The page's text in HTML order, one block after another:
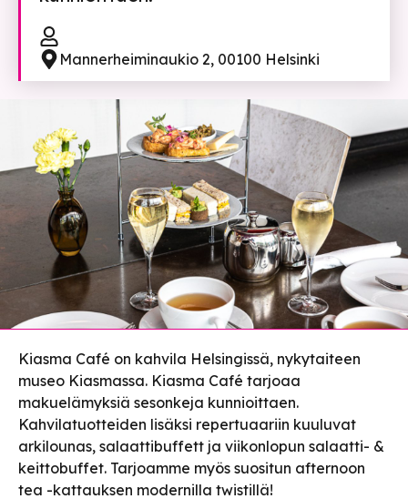
Mannerheiminaukio 2, 00100 Helsinki
Kiasma Café on kahvila Helsingissä, nykytaiteen
museo Kiasmassa. Kiasma Café tarjoaa
makuelämyksiä sesonkeja kunnioittaen.
Kahvilatuotteiden lisäksi repertuaariin kuuluvat
arkilounas, salaattibuffett ja viikonlopun salaatti- &
keittobuffet. Tarjoamme myös suositun afternoon
tea -kattauksen modernilla twistillä!